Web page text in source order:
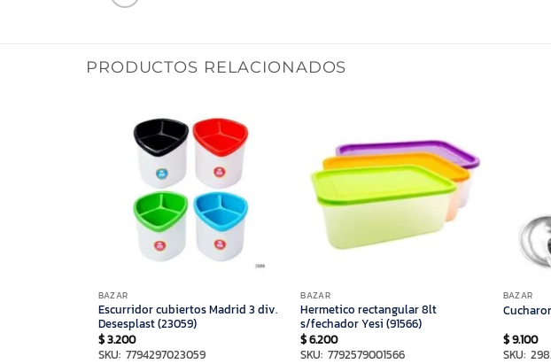
PRODUCTOS RELACIONADOS
BAZAR
Escurridor cubiertos Madrid 3 div.
Desesplast (23059)
$3.200
SKU: 7794297023059
BAZAR
Hermetico rectangular 8lt
s/fechador Yesi (91566)
$6.200
SKU: 7792579001566
BAZAR
$9.100
SKU: